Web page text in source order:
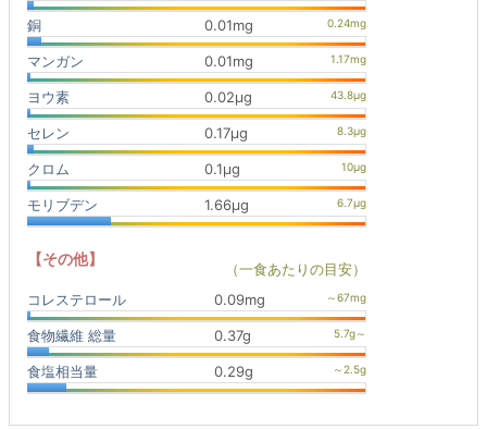
銅 0.01mg
マンガン 0.01mg
ヨウ素 0.02μg
セレン 0.17μg
クロム 0.1μg
モリブデン 1.66μg
【その他】
（一食あたりの目安）
コレステロール
0.09mg
食物繊維 総量 0.37g
食塩相当量 0.29g